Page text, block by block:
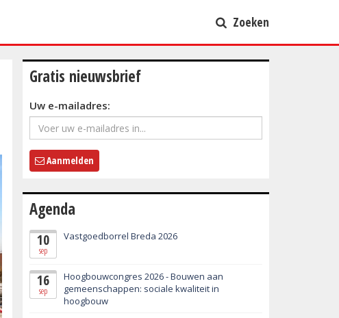
Zoeken
Gratis nieuwsbrief
Uw e-mailadres:
Aanmelden
Agenda
10
sep
Vastgoedborrel Breda 2026
16
sep
Hoogbouwcongres 2026 - Bouwen aan
gemeenschappen: sociale kwaliteit in
hoogbouw